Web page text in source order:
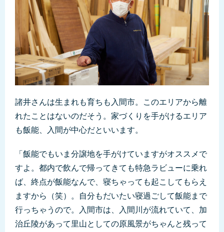
諸井さんは生まれも育ちも入間市。このエリアから離
れたことはないのだそう。家づくりを手がけるエリア
も飯能、入間が中心だといいます。
「飯能でもいま分譲地を手がけていますがオススメで
すよ。都内で飲んで帰ってきても特急ラビューに乗れ
ば、終点が飯能なんで、寝ちゃっても起こしてもらえ
ますから（笑）。自分もだいたい寝過ごして飯能まで
行っちゃうので。入間市は、入間川が流れていて、加
治丘陵があって里山としての原風景がちゃんと残って